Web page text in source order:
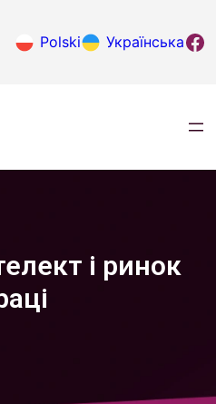
Polski УкраїнськаКрок
і ринок